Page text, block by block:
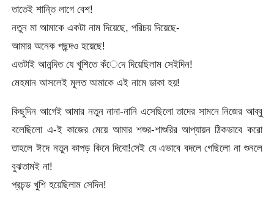
তাতেই শান্তি লাগে বেশ!
নতুন মা আমাকে একটা নাম দিয়েছে, পরিচয় দিয়েছে-
আমার অনেক পছন্দও হয়েছে!
এতটাই আনন্দিত যে খুশিতে কঁেদে দিয়েছিলাম সেইদিন!
মেহমান আসলেই মূলত আমাকে এই নামে ডাকা হয়!
কিছুদিন আগেই আমার নতুন নানা-নানি এসেছিলো তাদের সামনে নিজের আব্বু
বলেছিলো এ-ই কাজের মেয়ে আমার শশুর-শাশুরির আপ্যায়ন ঠিকভাবে করো
তাহলে ঈদে নতুন কাপড় কিনে দিবো!সেই যে এভাবে বদলে গেছিলো না শুনলে
বুঝতামই না!
প্রচন্ড খুশি হয়েছিলাম সেদিন!